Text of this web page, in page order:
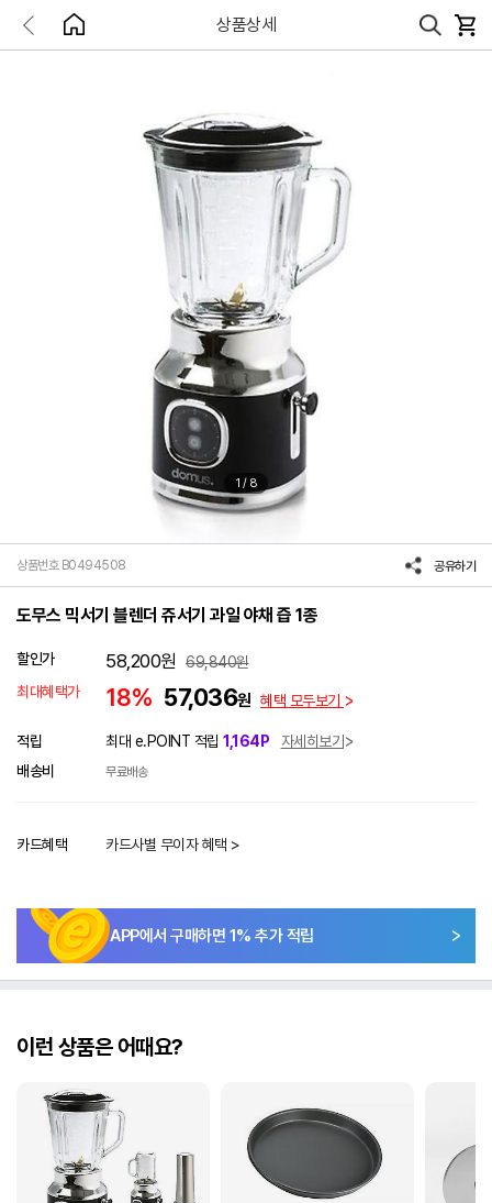
상품상세
1 / 8
상품번호 B0494508 공유하기
도무스 믹서기 블렌더 쥬서기 과일 야채 즙 1종
할인가 58,200원 69,840원
최대혜택가
18% 57,036원 혜택 모두보기
적립 최대 e.POINT 적립 1,164P
자세히보기
배송비
무료배송
카드혜택 카드사별 무이자 혜택 >
APP에서 구매하면 1% 추가 적립
이런 상품은 어때요?